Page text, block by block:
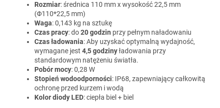
Rozmiar: średnica 110 mm x wysokość 22,5 mm
(Φ110*22,5 mm)
Waga: 0,143 kg na sztukę
Czas pracy: do20 godzin przy pełnym naładowaniu
Czas ładowania: Aby uzyskać optymalną wydajność,
wymagane jest 4,5 godzinyładowania przy
standardowym natężeniu światła.
Pobór mocy: 0,28 W
Stopień wodoodporności: IP68, zapewniający całkowitą
ochronę przed kurzem i wodą
Kolor diody LED: ciepła biel + biel